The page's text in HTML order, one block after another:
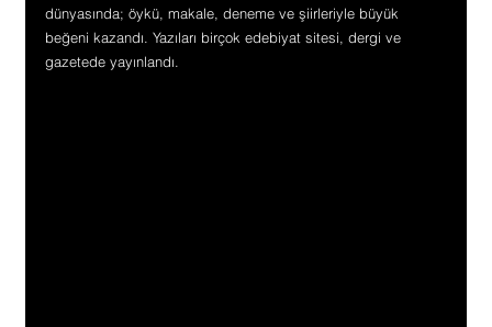
dünyasında; öykü, makale, deneme ve şiirleriyle büyük
beğeni kazandı. Yazıları birçok edebiyat sitesi, dergi ve
gazetede yayınlandı.